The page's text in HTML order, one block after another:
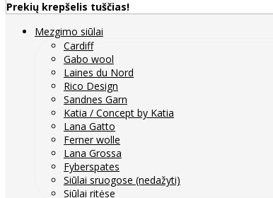
Prekių krepšelis tuščias!
Mezgimo siūlai
Cardiff
Gabo wool
Laines du Nord
Rico Design
Sandnes Garn
Katia / Concept by Katia
Lana Gatto
Ferner wolle
Lana Grossa
Fyberspates
Siūlai sruogose (nedažyti)
Siūlai ritėse